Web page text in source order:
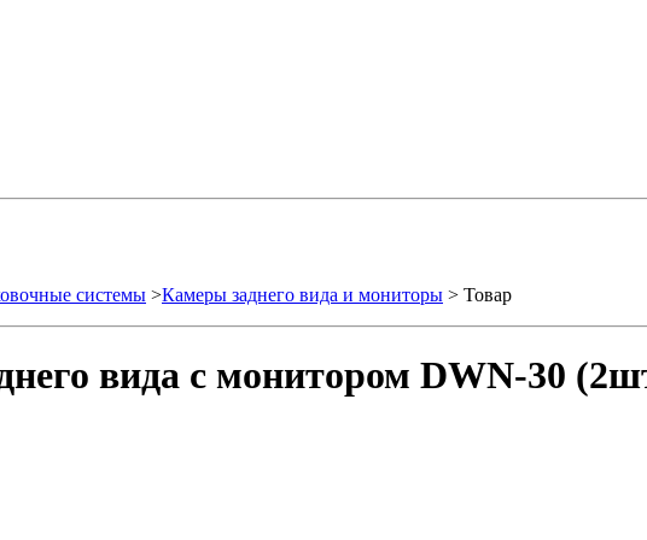
системы >Камеры заднего вида и мониторы > Товар
вида с монитором DWN-30